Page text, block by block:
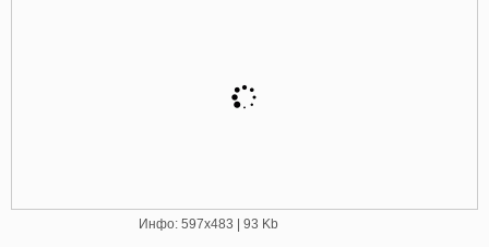
Инфо: 597х483 | 93 Kb